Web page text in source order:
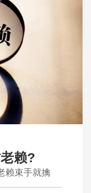
赖?
赖束手就擒